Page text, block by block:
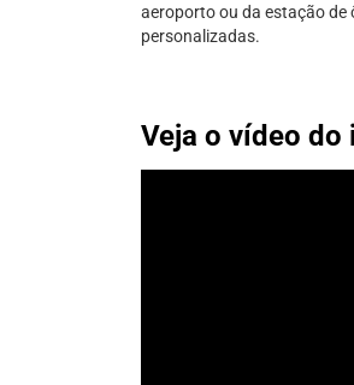
aeroporto ou da estação de
personalizadas.
Veja o vídeo do